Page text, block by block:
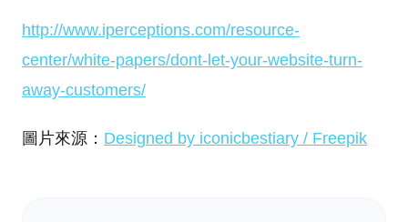
http://www.iperceptions.com/resource-
center/white-papers/dont-let-your-website-turn-
away-customers/
圖片來源： Designed by iconicbestiary / Freepik